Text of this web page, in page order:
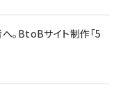
。BtoBサイト制作「5